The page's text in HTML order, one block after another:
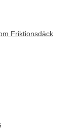
Friktionsdäck